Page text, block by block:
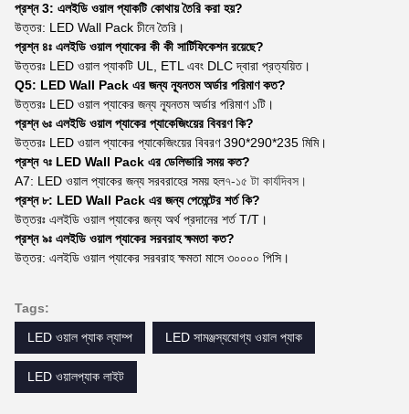
প্রশ্ন 3: এলইডি ওয়াল প্যাকটি কোথায় তৈরি করা হয়?
উত্তর: LED Wall Pack চীনে তৈরি।
প্রশ্ন ৪ঃ এলইডি ওয়াল প্যাকের কী কী সার্টিফিকেশন রয়েছে?
উত্তরঃ LED ওয়াল প্যাকটি UL, ETL এবং DLC দ্বারা প্রত্যয়িত।
Q5: LED Wall Pack এর জন্য ন্যূনতম অর্ডার পরিমাণ কত?
উত্তরঃ LED ওয়াল প্যাকের জন্য ন্যূনতম অর্ডার পরিমাণ ১টি।
প্রশ্ন ৬ঃ এলইডি ওয়াল প্যাকের প্যাকেজিংয়ের বিবরণ কি?
উত্তরঃ LED ওয়াল প্যাকের প্যাকেজিংয়ের বিবরণ 390*290*235 মিমি।
প্রশ্ন ৭ঃ LED Wall Pack এর ডেলিভারি সময় কত?
A7: LED ওয়াল প্যাকের জন্য সরবরাহের সময় হল৭-১৫ টা কার্যদিবস।
প্রশ্ন ৮: LED Wall Pack এর জন্য পেমেন্টের শর্ত কি?
উত্তরঃ এলইডি ওয়াল প্যাকের জন্য অর্থ প্রদানের শর্ত T/T।
প্রশ্ন ৯ঃ এলইডি ওয়াল প্যাকের সরবরাহ ক্ষমতা কত?
উত্তর: এলইডি ওয়াল প্যাকের সরবরাহ ক্ষমতা মাসে ৩০০০০ পিসি।
Tags:
LED ওয়াল প্যাক ল্যাম্প
LED সামঞ্জস্যযোগ্য ওয়াল প্যাক
LED ওয়ালপ্যাক লাইট